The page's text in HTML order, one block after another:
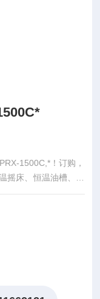
1500C,*！订购，
摇床、恒温油槽、恒
养箱、人工气候箱、